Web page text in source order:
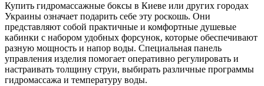
Купить гидромассажные боксы в Киеве или других городах
Украины означает подарить себе эту роскошь. Они
представляют собой практичные и комфортные душевые
кабинки с набором удобных форсунок, которые обеспечивают
разную мощность и напор воды. Специальная панель
управления изделия помогает оперативно регулировать и
настраивать толщину струи, выбирать различные программы
гидромассажа и температуру воды.